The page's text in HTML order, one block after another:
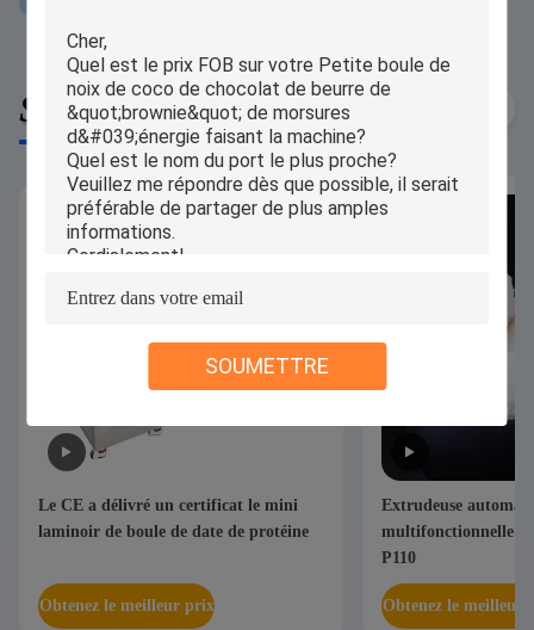
SOUMETTRE
Similar Products
Le CE a délivré un certificat le mini
laminoir de boule de date de protéine
Obtenez le meilleur prix
Extrudeuse
multifonctionnelle
P110
Obtenez le meilleur